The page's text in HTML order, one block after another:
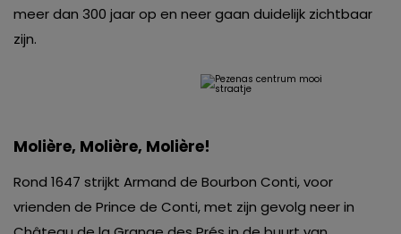
meer dan 300 jaar op en neer gaan duidelijk zichtbaar
zijn.
Molière, Molière, Molière!
Rond 1647 strijkt Armand de Bourbon Conti, voor
vrienden de Prince de Conti, met zijn gevolg neer in